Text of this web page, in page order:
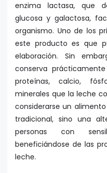
enzima lactasa, que
glucosa y galactosa,
organismo. Uno de los
este producto es que
elaboración. Sin
conserva
proteínas, calcio,
minerales que la leche
considerarse un
tradicional, sino una
personas con
beneficiándose de las
leche.